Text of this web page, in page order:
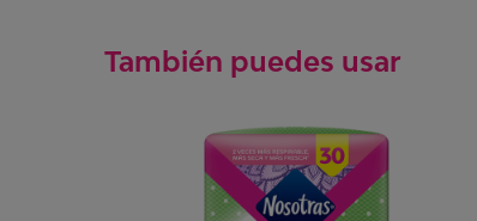
También puedes usar